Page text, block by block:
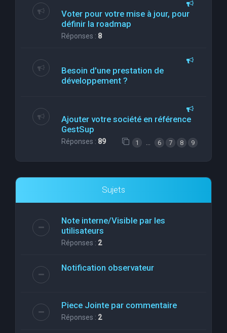
Voter pour votre mise à jour, pour
définir la roadmap
Réponses : 8
Besoin d'une prestation de
développement ?
Ajouter votre société en référence
GestSup
Réponses : 89 1 6 7 8 9
Sujets
Note interne/Visible par les
utilisateurs
Réponses : 2
Notification observateur
Piece Jointe par commentaire
Réponses : 2